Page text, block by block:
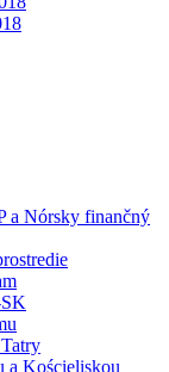
a Nórsky finančný
a Kościeliskou